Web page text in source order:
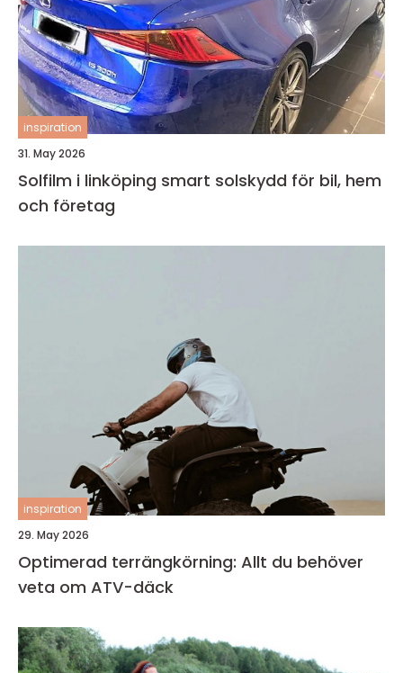
inspiration
31. May 2026
Solfilm i linköping smart solskydd för bil, hem
och företag
inspiration
29. May 2026
Optimerad terrängkörning: Allt du behöver
veta om ATV-däck